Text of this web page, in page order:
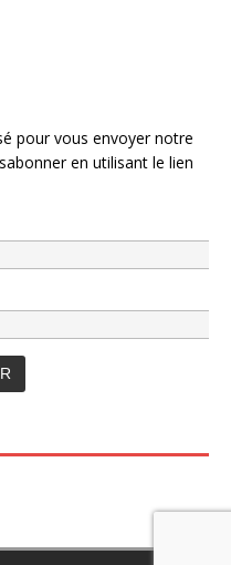
pour vous envoyer notre
en utilisant le lien